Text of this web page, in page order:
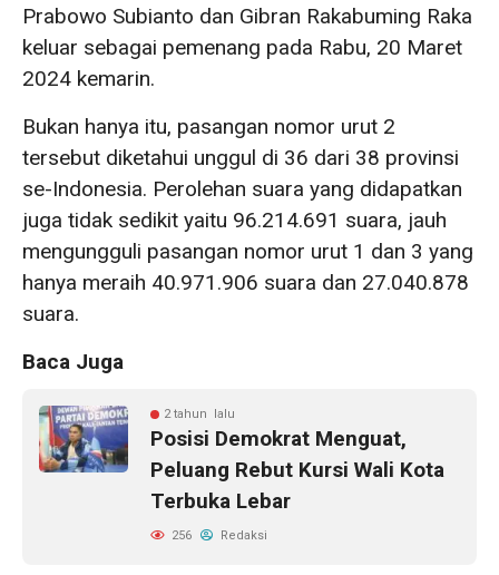
Prabowo Subianto dan Gibran Rakabuming Raka
keluar sebagai pemenang pada Rabu, 20 Maret
2024 kemarin.
Bukan hanya itu, pasangan nomor urut 2
tersebut diketahui unggul di 36 dari 38 provinsi
se-Indonesia. Perolehan suara yang didapatkan
juga tidak sedikit yaitu 96.214.691 suara, jauh
mengungguli pasangan nomor urut 1 dan 3 yang
hanya meraih 40.971.906 suara dan 27.040.878
suara.
Baca Juga
2 tahun lalu
Posisi Demokrat Menguat,
Peluang Rebut Kursi Wali Kota
Terbuka Lebar
256 Redaksi